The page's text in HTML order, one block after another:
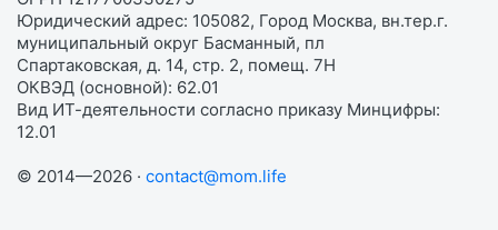
Юридический адрес: 105082, Город Москва, вн.тер.г.
муниципальный округ Басманный, пл
Спартаковская, д. 14, стр. 2, помещ. 7Н
ОКВЭД (основной): 62.01
Вид ИТ-деятельности согласно приказу Минцифры:
12.01
© 2014—2026 · contact@mom.life